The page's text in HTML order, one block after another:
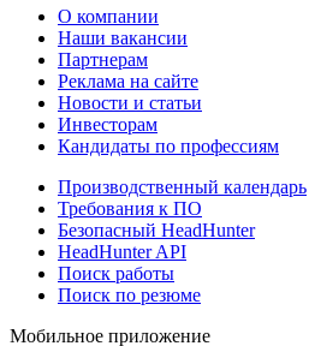
О компании
Наши вакансии
Партнерам
Реклама на сайте
Новости и статьи
Инвесторам
Кандидаты по профессиям
Производственный календарь
Требования к ПО
Безопасный HeadHunter
HeadHunter API
Поиск работы
Поиск по резюме
Мобильное приложение